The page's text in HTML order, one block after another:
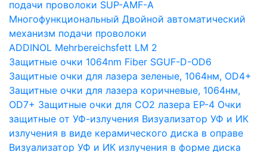
подачи проволоки SUP-AMF-A
Многофункциональный Двойной автоматический
механизм подачи проволоки
ADDINOL Mehrbereichsfett LM 2
Защитные очки 1064nm Fiber SGUF-D-OD6
Защитные очки для лазера зеленые, 1064нм, OD4+
Защитные очки для лазера коричневые, 1064нм,
OD7+ Защитные очки для CO2 лазера EP-4 Очки
защитные от УФ-излучения Визуализатор УФ и ИК
излучения в виде керамического диска в оправе
Визуализатор УФ и ИК излучения в форме диска